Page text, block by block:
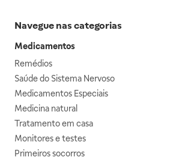
Navegue nas categorias
Medicamentos
Remédios
Saúde do Sistema Nervoso
Medicamentos Especiais
Medicina natural
Tratamento em casa
Monitores e testes
Primeiros socorros